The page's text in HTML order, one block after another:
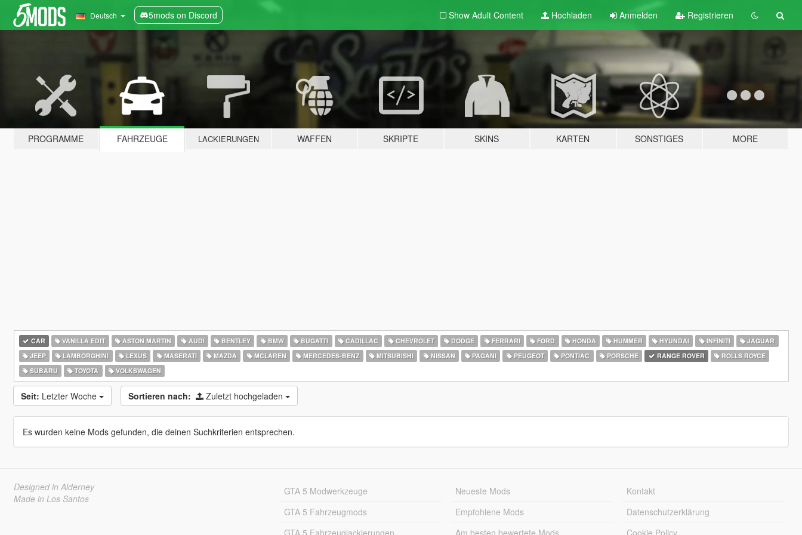
Deutsch 5mods on Discord Show Adult Content Hochladen Anmelden Registrieren
PROGRAMME FAHRZEUGE LACKIERUNGEN WAFFEN SKRIPTE SKINS KARTEN SONSTIGES MORE
CAR VANILLA EDIT ASTON MARTIN AUDI BENTLEY BMW BUGATTI CADILLAC CHEVROLET DODGE FERRARI FORD HONDA HUMMER HYUNDAI INFINITI
JAGUAR
JEEP
LAMBORGHINI LEXUS MASERATI MAZDA MCLAREN MERCEDES-BENZ MITSUBISHI NISSAN PAGANI PEUGEOT PONTIAC PORSCHE RANGE ROVER
ROLLS ROYCE
SUBARU
TOYOTA VOLKSWAGEN
Seit: Letzter Woche Sortieren nach: Zuletzt hochgeladen
Es wurden keine Mods gefunden, die deinen Suchkriterien entsprechen.
Designed in Alderney
Made in Los Santos
GTA 5 Modwerkzeuge
GTA 5 Fahrzeugmods
GTA 5 Fahrzeuglackierungen
Neueste Mods
Empfohlene Mods
Am besten bewertete Mods
Kontakt
Datenschutzerklärung
Cookie Policy